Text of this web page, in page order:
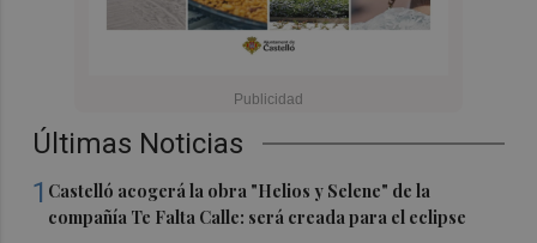
Últimas Noticias
1 Castelló acogerá la obra "Helios y Selene" de la
compañía Te Falta Calle: será creada para el eclipse